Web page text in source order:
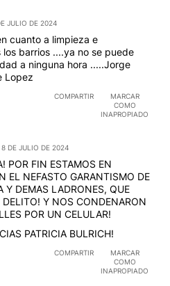
JULIO DE 2024
cuanto a limpieza e
barrios ....ya no se puede
a ninguna hora .....Jorge
Lopez
COMPARTIR
MARCAR
COMO
INAPROPIADO
8 DE JULIO DE 2024
POR FIN ESTAMOS EN
EL NEFASTO GARANTISMO DE
Y DEMAS LADRONES, QUE
Y NOS CONDENARON
POR UN CELULAR!
PATRICIA BULRICH!
COMPARTIR
MARCAR
COMO
INAPROPIADO